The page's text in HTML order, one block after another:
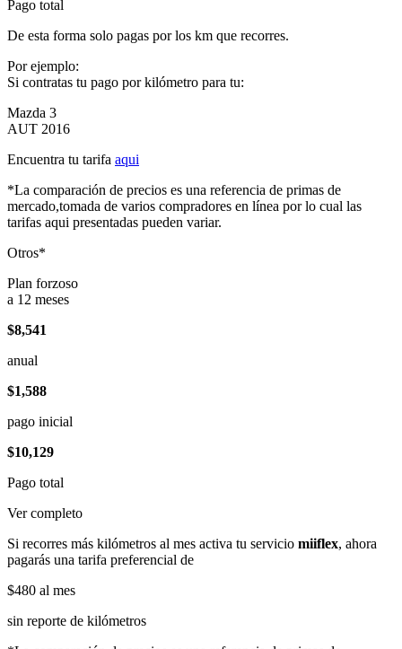
Pago total
De esta forma solo pagas por los km que recorres.
Por ejemplo:
Si contratas tu pago por kilómetro para tu:
Mazda 3
AUT 2016
Encuentra tu tarifa aqui
*La comparación de precios es una referencia de primas de
mercado,tomada de varios compradores en línea por lo cual las
tarifas aqui presentadas pueden variar.
Otros*
Plan forzoso
a 12 meses
$8,541
anual
$1,588
pago inicial
$10,129
Pago total
Ver completo
Si recorres más kilómetros al mes activa tu servicio miiflex, ahora
pagarás una tarifa preferencial de
$480 al mes
sin reporte de kilómetros